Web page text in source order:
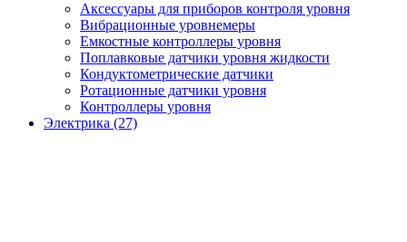
Аксессуары для приборов контроля уровня
Вибрационные уровнемеры
Емкостные контроллеры уровня
Поплавковые датчики уровня жидкости
Кондуктометрические датчики
Ротационные датчики уровня
Контроллеры уровня
Электрика (27)